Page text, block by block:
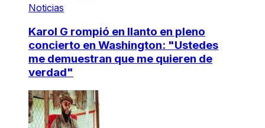
Noticias
Karol G rompió en llanto en pleno
concierto en Washington: "Ustedes
me demuestran que me quieren de
verdad"